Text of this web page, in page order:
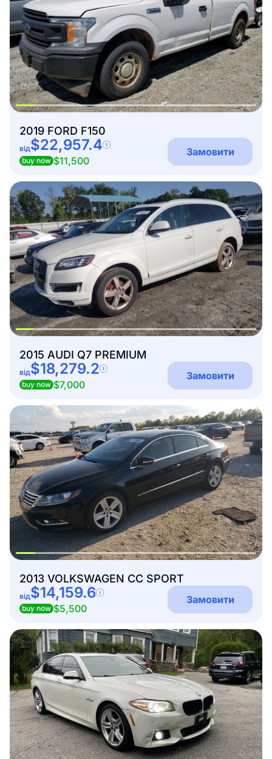
2019 FORD F150
від$22,957.4
buy now $11,500
Замовити
2015 AUDI Q7 PREMIUM
від$18,279.2
buy now $7,000
Замовити
2013 VOLKSWAGEN CC SPORT
від$14,159.6
buy now $5,500
Замовити